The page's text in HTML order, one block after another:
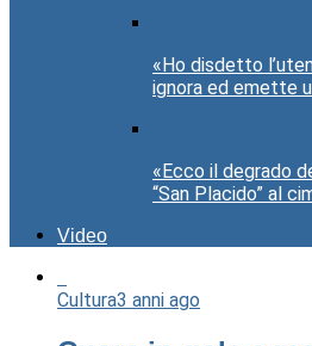
«Ho disdetto
ignora ed emette
«Ecco il degrado
“San Placido” al
Video
Cultura3 anni ago